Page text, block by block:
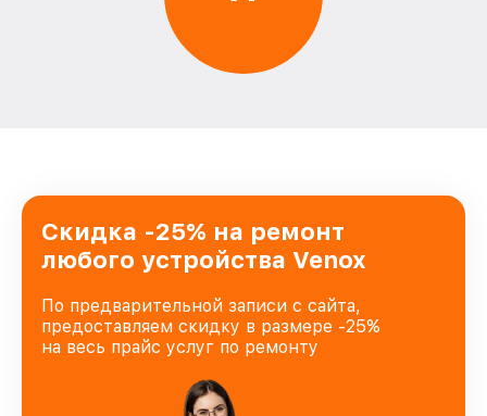
Скидка -25% на ремонт
любого устройства Venox
По предварительной записи с сайта,
предоставляем скидку в размере -25%
на весь прайс услуг по ремонту